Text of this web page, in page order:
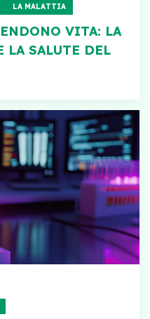
LA MALATTIA
VITA: LA
LA SALUTE DEL